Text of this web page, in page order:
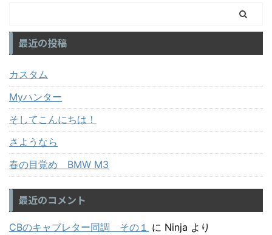
最近の投稿
カスタム
Myハンター
そしてこんにちは！
さようなら
春の目覚め BMW M3
最近のコメント
CBのキャブレター同調 その１ に Ninja より